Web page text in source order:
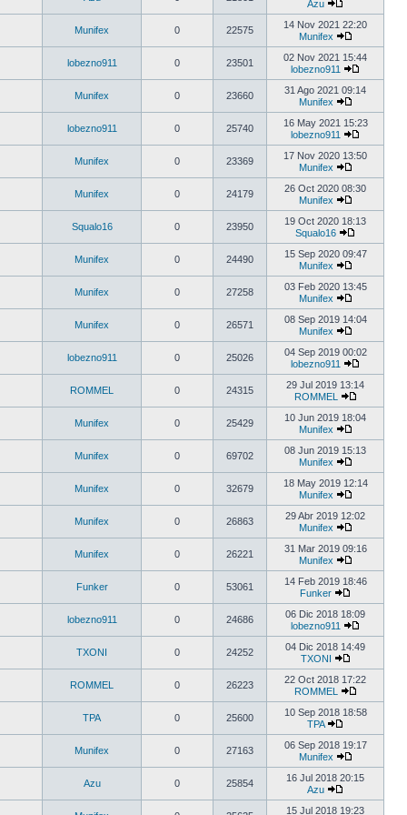
Azu
Munifex 0 22575
14 Nov 2021 22:20
Munifex
lobezno911 0 23501
02 Nov 2021 15:44
lobezno911
Munifex 0 23660
31 Ago 2021 09:14
Munifex
lobezno911 0 25740
16 May 2021 15:23
lobezno911
Munifex 0 23369
17 Nov 2020 13:50
Munifex
Munifex 0 24179
26 Oct 2020 08:30
Munifex
Squalo16 0 23950
19 Oct 2020 18:13
Squalo16
Munifex 0 24490
15 Sep 2020 09:47
Munifex
Munifex 0 27258
03 Feb 2020 13:45
Munifex
Munifex 0 26571
08 Sep 2019 14:04
Munifex
lobezno911 0 25026
04 Sep 2019 00:02
lobezno911
ROMMEL 0 24315
29 Jul 2019 13:14
ROMMEL
Munifex 0 25429
10 Jun 2019 18:04
Munifex
Munifex 0 69702
08 Jun 2019 15:13
Munifex
Munifex 0 32679
18 May 2019 12:14
Munifex
Munifex 0 26863
29 Abr 2019 12:02
Munifex
Munifex 0 26221
31 Mar 2019 09:16
Munifex
Funker 0 53061
14 Feb 2019 18:46
Funker
lobezno911 0 24686
06 Dic 2018 18:09
lobezno911
TXONI 0 24252
04 Dic 2018 14:49
TXONI
ROMMEL 0 26223
22 Oct 2018 17:22
ROMMEL
TPA 0 25600
10 Sep 2018 18:58
TPA
Munifex 0 27163
06 Sep 2018 19:17
Munifex
Azu 0 25854
16 Jul 2018 20:15
Azu
15 Jul 2018 19:23